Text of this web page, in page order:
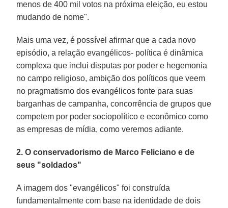
menos de 400 mil votos na próxima eleição, eu estou
mudando de nome".
Mais uma vez, é possível afirmar que a cada novo
episódio, a relação evangélicos- política é dinâmica
complexa que inclui disputas por poder e hegemonia
no campo religioso, ambição dos políticos que veem
no pragmatismo dos evangélicos fonte para suas
barganhas de campanha, concorrência de grupos que
competem por poder sociopolítico e econômico como
as empresas de mídia, como veremos adiante.
2. O conservadorismo de Marco Feliciano e de
seus "soldados"
A imagem dos "evangélicos" foi construída
fundamentalmente com base na identidade de dois